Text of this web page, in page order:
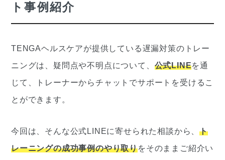
ト事例紹介
TENGAヘルスケアが提供している遅漏対策のトレー
ニングは、疑問点や不明点について、 公式LINEを通
じて、トレーナーからチャットでサポートを受けるこ
とができます。
今回は、そんな公式LINEに寄せられた相談から、ト
レーニングの成功事例のやり取りをそのままご紹介い